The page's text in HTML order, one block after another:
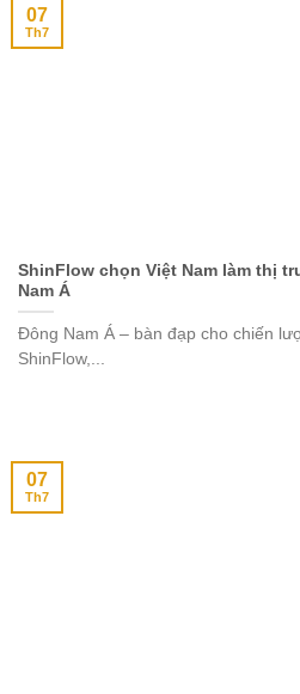
ShinFlow chọn Việt Nam làm thị
Nam Á
Đông Nam Á – bàn đạp cho chiến
ShinFlow,...
07
Th7
07
Th7